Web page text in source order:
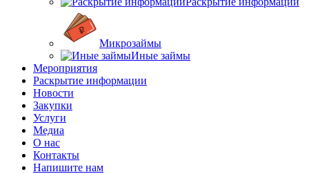
Микрозаймы
Иные займы
Мероприятия
Раскрытие информации
Новости
Закупки
Услуги
Медиа
О нас
Контакты
Напишите нам